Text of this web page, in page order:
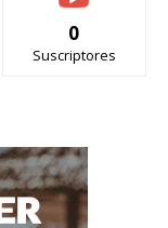
0
Suscriptores